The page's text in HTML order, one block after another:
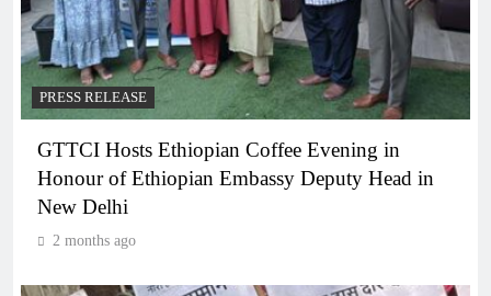
PRESS RELEASE
GTTCI Hosts Ethiopian Coffee Evening in
Honour of Ethiopian Embassy Deputy Head in
New Delhi
2 months ago